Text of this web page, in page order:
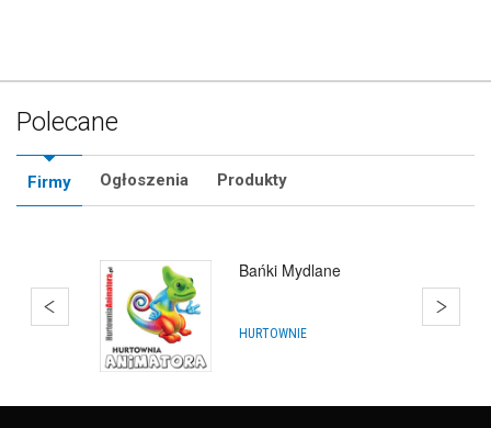
Polecane
Firmy Ogłoszenia Produkty
Bańki Mydlane
ARTYKUŁY NA IMPREZY